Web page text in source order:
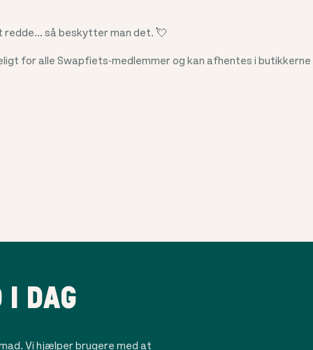
så beskytter man det. 💘
for alle Swapfiets-medlemmer og kan afhentes i butikkerne
I DAG
Vi hjælper brugere med at